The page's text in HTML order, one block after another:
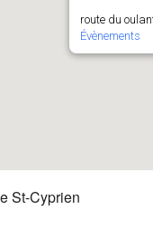
route du
Évènements
St-Cyprien